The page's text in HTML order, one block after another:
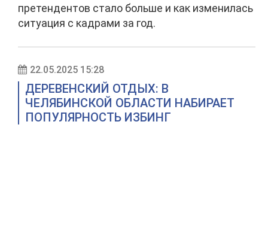
претендентов стало больше и как изменилась
ситуация с кадрами за год.
22.05.2025 15:28
ДЕРЕВЕНСКИЙ ОТДЫХ: В
ЧЕЛЯБИНСКОЙ ОБЛАСТИ НАБИРАЕТ
ПОПУЛЯРНОСТЬ ИЗБИНГ